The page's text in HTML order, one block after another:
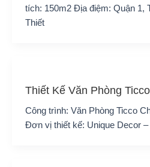
tích: 150m2 Địa điệm: Quận 1,
Thiết
Thiết Kế Văn Phòng Ticco
Công trình: Văn Phòng Ticco
Đơn vị thiết kế: Unique Decor –